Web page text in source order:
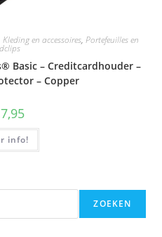
Kleding en accessoires, Portefeuilles en
Basic – Creditcardhouder –
– Copper
info!
ZOEKEN